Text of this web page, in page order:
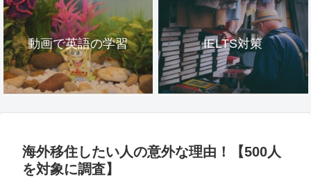
動画で英語の学習 IELTS対策
海外移住したい人の意外な理由！【500人
を対象に調査】